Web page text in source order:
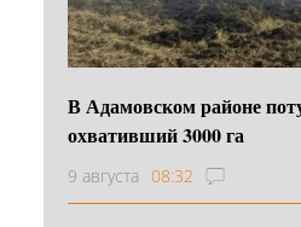
В Адамовском районе
охвативший 3000 га
9 августа 08:32